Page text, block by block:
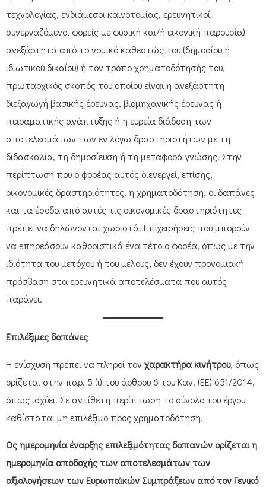
τεχνολογίας, ενδιάμεσοι καινοτομίας, ερευνητικοί
συνεργαζόμενοι φορείς με φυσική και/ή εικονική παρουσία)
ανεξάρτητα από το νομικό καθεστώς του (δημοσίου ή
ιδιωτικού δικαίου) ή τον τρόπο χρηματοδότησής του,
πρωταρχικός σκοπός του οποίου είναι η ανεξάρτητη
διεξαγωγή βασικής έρευνας, βιομηχανικής έρευνας ή
πειραματικής ανάπτυξης ή η ευρεία διάδοση των
αποτελεσμάτων των εν λόγω δραστηριοτήτων με τη
διδασκαλία, τη δημοσίευση ή τη μεταφορά γνώσης. Στην
περίπτωση που ο φορέας αυτός διενεργεί, επίσης,
οικονομικές δραστηριότητες, η χρηματοδότηση, οι δαπάνες
και τα έσοδα από αυτές τις οικονομικές δραστηριότητες
πρέπει να δηλώνονται χωριστά. Επιχειρήσεις που μπορούν
να επηρεάσουν καθοριστικά ένα τέτοιο φορέα, όπως με την
ιδιότητα του μετόχου ή του μέλους, δεν έχουν προνομιακή
πρόσβαση στα ερευνητικά αποτελέσματα που αυτός
παράγει.
Επιλέξιμες δαπάνες
Η ενίσχυση πρέπει να πληροί τον χαρακτήρα κινήτρου, όπως
ορίζεται στην παρ. 5 (ι) του άρθρου 6 του Καν. (ΕΕ) 651/2014,
όπως ισχύει. Σε αντίθετη περίπτωση το σύνολο του έργου
καθίσταται μη επιλέξιμο προς χρηματοδότηση.
Ως ημερομηνία έναρξης επιλεξιμότητας δαπανών ορίζεται η
ημερομηνία αποδοχής των αποτελεσμάτων των
αξιολογήσεων των Ευρωπαϊκών Συμπράξεων από τον Γενικό